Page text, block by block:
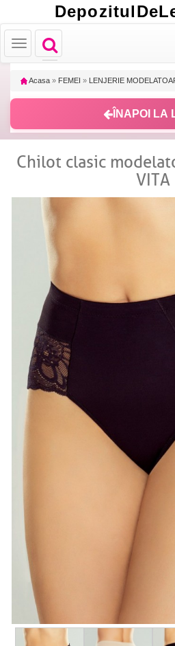
Toggle
navigation
Toggle
navigation
Acasa » FEMEI » LENJERIE
ÎNAPOI LA
Chilot clasic
VITA